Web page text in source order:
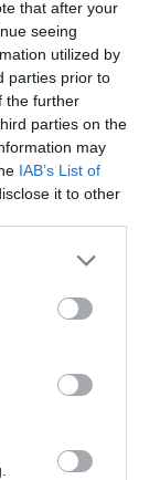
that after your
seeing
utilized by
parties prior to
the further
parties on the
may
IAB’s List of
it to other
εκείνο που
τρόποςπου
κουβέντα
Το1,5 εκατ.
ο
του
επιχείρημα
να
είναι ο
καλό
λάχει να
γήπεδό του.